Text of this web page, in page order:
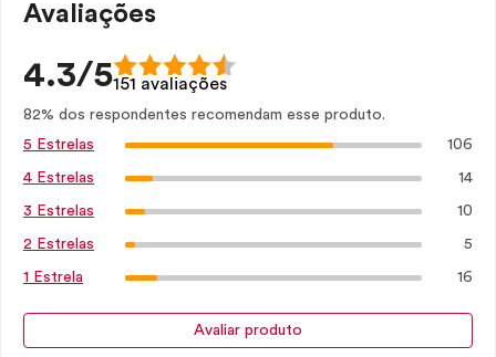
Avaliações
4.3/5151 avaliações
82% dos respondentes recomendam esse produto.
5 Estrelas
106
4 Estrelas 14
3 Estrelas 10
2 Estrelas 5
1 Estrela 16
Avaliar produto